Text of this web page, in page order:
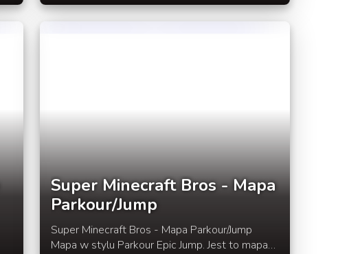
zbudowana jest z magicznych sześcianów o
wymiarach 3x3x3, z którymi wchodzimy w
Super Minecraft Bros - Mapa
Parkour/Jump
Super Minecraft Bros - Mapa Parkour/Jump
Mapa w stylu Parkour Epic Jump. Jest to mapa